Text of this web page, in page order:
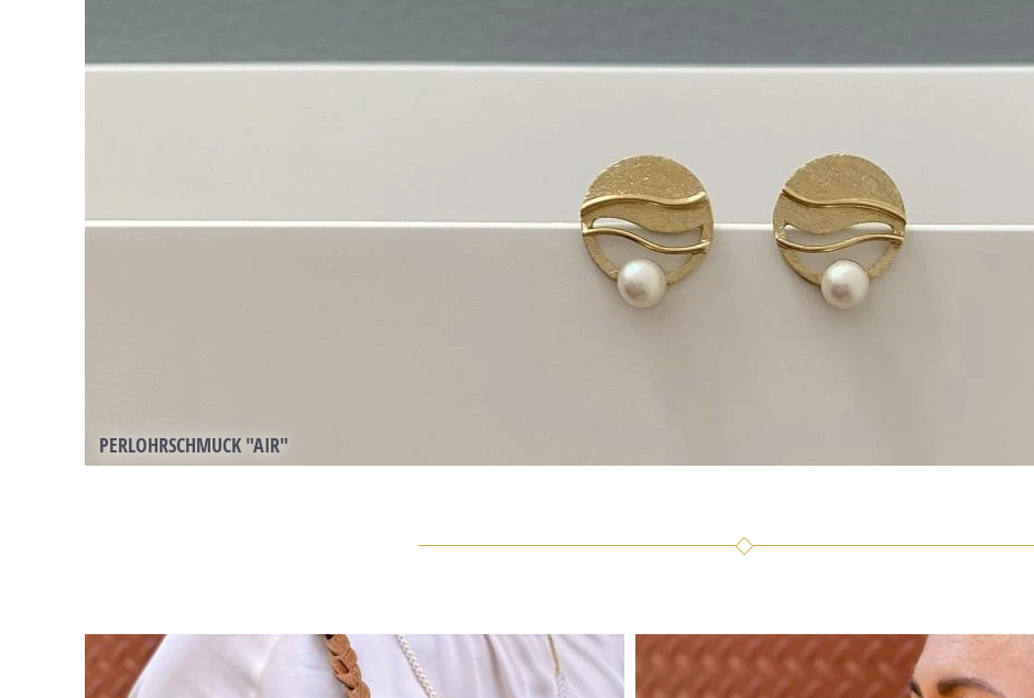
PERLOHRSCHMUCK "AIR"